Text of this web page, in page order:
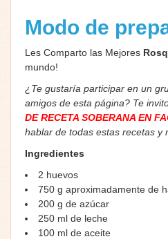
Modo de
Les Comparto las Mejores
mundo!
¿Te gustaría participar en un
amigos de esta página? Te
DE RECETA SOBERANA EN
hablar de todas estas recetas y
Ingredientes
2 huevos
750 g aproximadamente de
200 g de azúcar
250 ml de leche
100 ml de aceite